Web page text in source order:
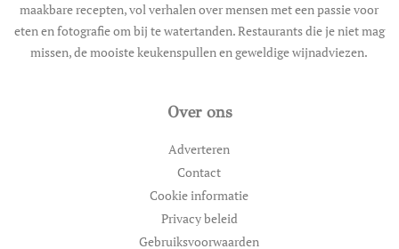
maakbare recepten, vol verhalen over mensen met een passie voor
eten en fotografie om bij te watertanden. Restaurants die je niet mag
missen, de mooiste keukenspullen en geweldige wijnadviezen.
Over ons
Adverteren
Contact
Cookie informatie
Privacy beleid
Gebruiksvoorwaarden